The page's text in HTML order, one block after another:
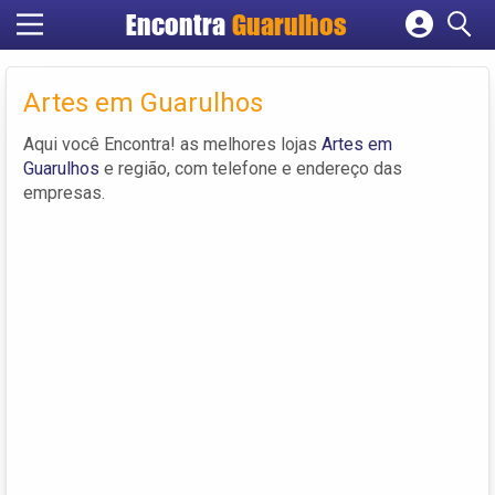
Encontra Guarulhos
Cadastrar empresa
Criar conta
Artes em Guarulhos
Aqui você Encontra! as melhores lojas Artes em
Guarulhos e região, com telefone e endereço das
empresas.